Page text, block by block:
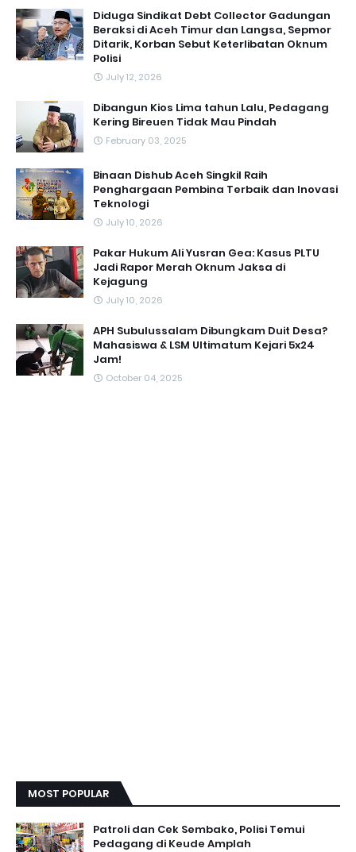
Diduga Sindikat Debt Collector Gadungan
Beraksi di Aceh Timur dan Langsa, Sepmor
Ditarik, Korban Sebut Keterlibatan Oknum
Polisi
July 12, 2026
Dibangun Kios Lima tahun Lalu, Pedagang
Kering Bireuen Tidak Mau Pindah
February 03, 2025
Binaan Dishub Aceh Singkil Raih
Penghargaan Pembina Terbaik dan Inovasi
Teknologi
July 10, 2026
Pakar Hukum Ali Yusran Gea: Kasus PLTU
Jadi Rapor Merah Oknum Jaksa di
Kejagung
July 10, 2026
APH Subulussalam Dibungkam Duit Desa?
Mahasiswa & LSM Ultimatum Kejari 5x24
Jam!
October 04, 2025
MOST POPULAR
Patroli dan Cek Sembako, Polisi Temui
Pedagang di Keude Amplah